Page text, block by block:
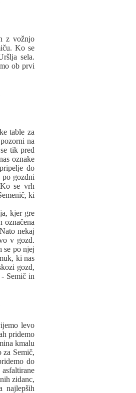
z vožnjo
Ko se
sela.
ob prvi
table za
na
tik pred
oznake
do
po gozdni
se vrh
ki
kjer gre
označena
nekaj
v gozd.
se po njej
ki nas
gozd,
Semič in
levo
pridemo
kmalu
za Semič,
do
zidanc,
najlepših